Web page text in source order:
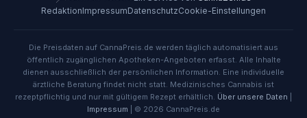
RedaktionImpressumDatenschutzCookie-Einstellungen
Die Preisdaten auf CannaPreis.de werden täglich automatisiert aus
öffentlich zugänglichen Apotheken-Angeboten erfasst. Alle Inhalte
dienen ausschließlich der persönlichen Information. Eine individuelle
ärztliche Beratung findet nicht statt. Medizinisches Cannabis ist
rezeptpflichtig und nur mit gültigem Rezept erhältlich. Über unsere Daten
Impressum | © 2026 CannaPreis.de